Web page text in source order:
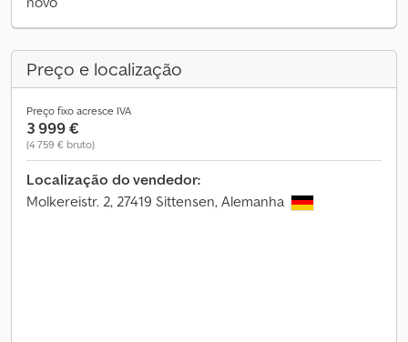
Preço e localização
Preço fixo acresce IVA
3 999 €
(4 759 € bruto)
Localização do vendedor:
Molkereistr. 2, 27419 Sittensen, Alemanha